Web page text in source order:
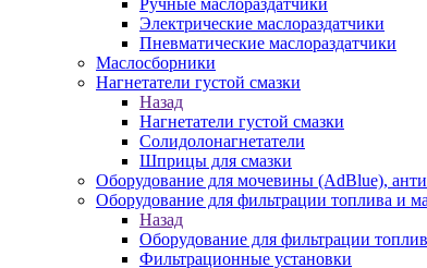
Ручные маслораздатчики
Электрические маслораздатчики
Пневматические маслораздатчики
Маслосборники
Нагнетатели густой смазки
Назад
Нагнетатели густой смазки
Солидолонагнетатели
Шприцы для смазки
Оборудование для мочевины (AdBlue),
Оборудование для фильтрации топлива и
Назад
Оборудование для фильтрации
Фильтрационные установки